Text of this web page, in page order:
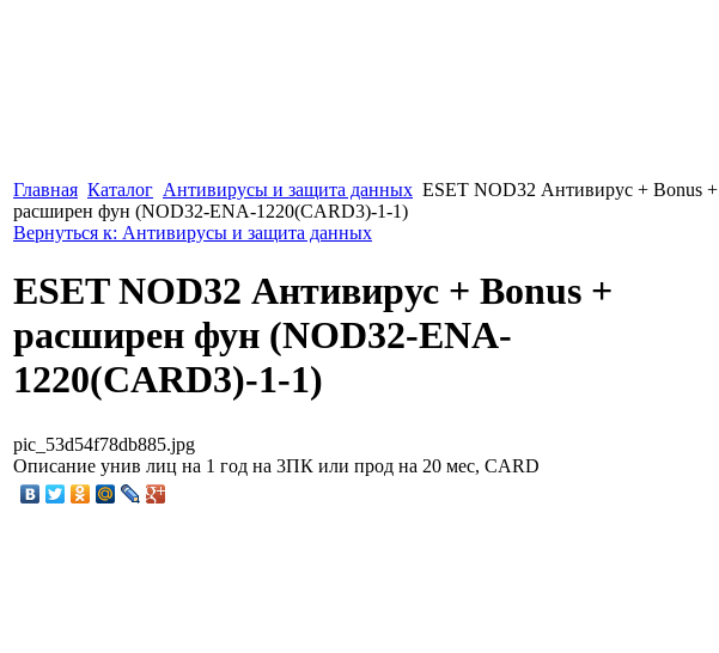
Главная Каталог Антивирусы и защита данных ESET NOD32 Антивирус + Bonus +
расширен фун (NOD32-ENA-1220(CARD3)-1-1)
Вернуться к: Антивирусы и защита данных
ESET NOD32 Антивирус + Bonus +
расширен фун (NOD32-ENA-
1220(CARD3)-1-1)
pic_53d54f78db885.jpg
Описание унив лиц на 1 год на 3ПК или прод на 20 мес, CARD